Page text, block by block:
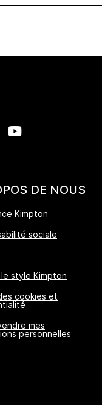
DE NOUS
Kimpton
sociale
style Kimpton
cookies et
mes
personnelles
plus bas